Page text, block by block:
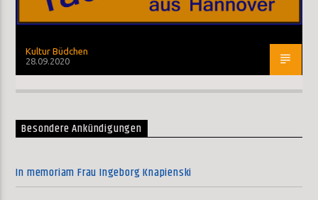
Kultur Büdchen
28.09.2020
Besondere Ankündigungen
In memoriam Frau Ingeborg Knapienski